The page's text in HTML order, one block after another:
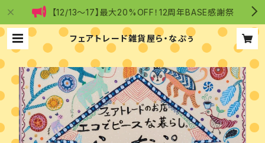
【12/13～17】最大20%OFF！12周年BASE感謝祭
フェアトレード雑貨屋ら・なぷぅ